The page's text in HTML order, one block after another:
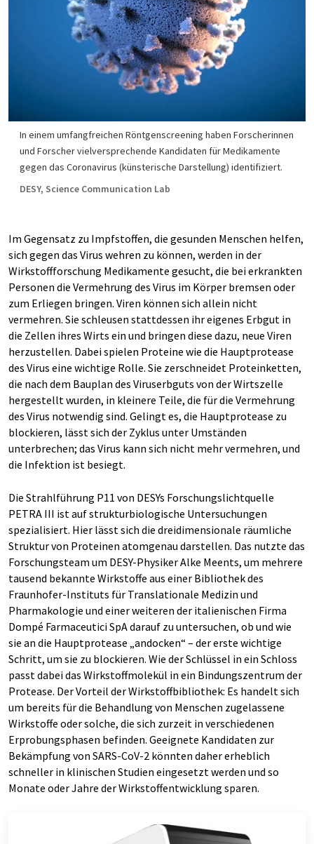
In einem umfangfreichen Röntgenscreening haben Forscherinnen
und Forscher vielversprechende Kandidaten für Medikamente
gegen das Coronavirus (künsterische Darstellung) identifiziert.
DESY, Science Communication Lab
Im Gegensatz zu Impfstoffen, die gesunden Menschen helfen,
sich gegen das Virus wehren zu können, werden in der
Wirkstoffforschung Medikamente gesucht, die bei erkrankten
Personen die Vermehrung des Virus im Körper bremsen oder
zum Erliegen bringen. Viren können sich allein nicht
vermehren. Sie schleusen stattdessen ihr eigenes Erbgut in
die Zellen ihres Wirts ein und bringen diese dazu, neue Viren
herzustellen. Dabei spielen Proteine wie die Hauptprotease
des Virus eine wichtige Rolle. Sie zerschneidet Proteinketten,
die nach dem Bauplan des Viruserbguts von der Wirtszelle
hergestellt wurden, in kleinere Teile, die für die Vermehrung
des Virus notwendig sind. Gelingt es, die Hauptprotease zu
blockieren, lässt sich der Zyklus unter Umständen
unterbrechen; das Virus kann sich nicht mehr vermehren, und
die Infektion ist besiegt.
Die Strahlführung P11 von DESYs Forschungslichtquelle
PETRA III ist auf strukturbiologische Untersuchungen
spezialisiert. Hier lässt sich die dreidimensionale räumliche
Struktur von Proteinen atomgenau darstellen. Das nutzte das
Forschungsteam um DESY-Physiker Alke Meents, um mehrere
tausend bekannte Wirkstoffe aus einer Bibliothek des
Fraunhofer-Instituts für Translationale Medizin und
Pharmakologie und einer weiteren der italienischen Firma
Dompé Farmaceutici SpA darauf zu untersuchen, ob und wie
sie an die Hauptprotease „andocken“ – der erste wichtige
Schritt, um sie zu blockieren. Wie der Schlüssel in ein Schloss
passt dabei das Wirkstoffmolekül in ein Bindungszentrum der
Protease. Der Vorteil der Wirkstoffbibliothek: Es handelt sich
um bereits für die Behandlung von Menschen zugelassene
Wirkstoffe oder solche, die sich zurzeit in verschiedenen
Erprobungsphasen befinden. Geeignete Kandidaten zur
Bekämpfung von SARS-CoV-2 könnten daher erheblich
schneller in klinischen Studien eingesetzt werden und so
Monate oder Jahre der Wirkstoffentwicklung sparen.